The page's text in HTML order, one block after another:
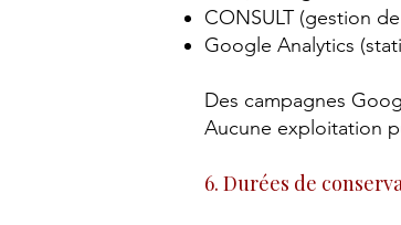
CONSULT (gestion
Google Analytics
Des campagnes
Aucune exploitation
6. Durées de